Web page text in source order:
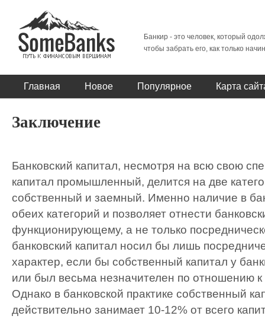
Банкир - это человек, который
чтобы забрать его, как только
Главная Новое Популярное Карта
Заключение
Банковский капитал, несмотря на всю свою
капитал промышленный, делится на две
собственный и заемный. Именно наличие в
обеих категорий и позволяет отнести
функционирующему, а не только
банковский капитал носил бы лишь
характер, если бы собственный капитал у
или был весьма незначителен по отношению к
Однако в банковской практике собственный
действительно занимает 10-12% от всего